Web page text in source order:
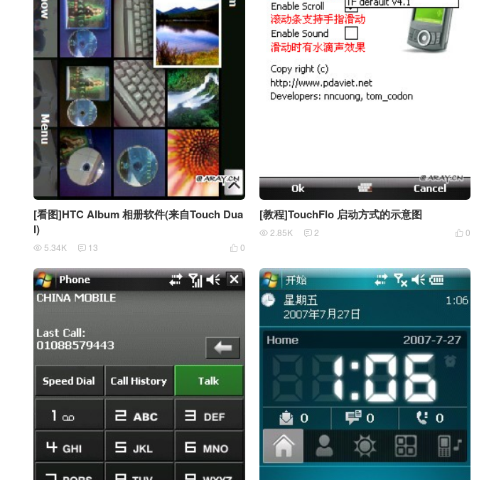
[看图]HTC Album 相册软件(来自Touch Dua
l)
 0
 5.34K  13
[教程]TouchFlo 启动方式的示意图
 0
 2.85K  2